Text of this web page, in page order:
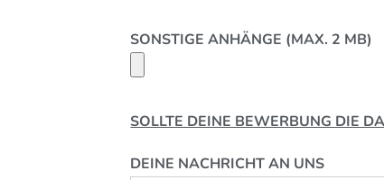
SONSTIGE ANHÄNGE (MAX. 2 MB)
SOLLTE DEINE BEWERBUNG DIE
DEINE NACHRICHT AN UNS